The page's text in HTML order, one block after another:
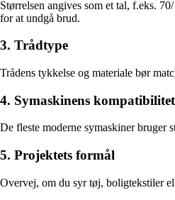
Størrelsen angives som et tal, f.eks.
for at undgå brud.
3. Trådtype
Trådens tykkelse og materiale bør
4. Symaskinens kompatibilitet
De fleste moderne symaskiner bruger
5. Projektets formål
Overvej, om du syr tøj, boligtekstiler